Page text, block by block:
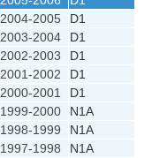
2004-2005
D1
2003-2004
D1
2002-2003
D1
2001-2002
D1
2000-2001
D1
1999-2000
N1A
1998-1999
N1A
1997-1998
N1A